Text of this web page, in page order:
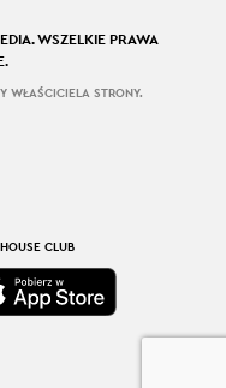
WSZELKIE PRAWA
WŁAŚCICIELA STRONY.
CLUB